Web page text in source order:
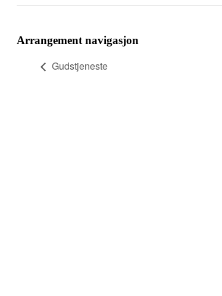
Arrangement navigasjon
Gudstjeneste